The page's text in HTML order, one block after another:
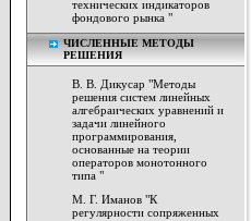
технических индикаторов
фондового рынка "
ЧИСЛЕННЫЕ МЕТОДЫ
РЕШЕНИЯ
В. В. Дикусар "Методы
решения систем линейных
алгебраических уравнений и
задачи линейного
программирования,
основанные на теории
операторов монотонного
типа "
М. Г. Иманов "К
регулярности сопряженных